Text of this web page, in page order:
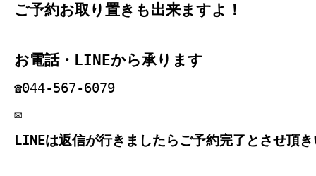
ご予約お取り置きも出来ますよ！
お電話・LINEから承ります
☎044‐567‐6079
✉
LINEは返信が行きましたらご予約完了とさせ頂